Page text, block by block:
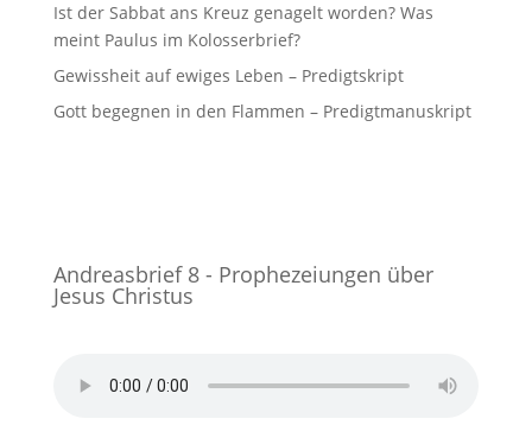
Ist der Sabbat ans Kreuz genagelt worden? Was
meint Paulus im Kolosserbrief?
Gewissheit auf ewiges Leben – Predigtskript
Gott begegnen in den Flammen – Predigtmanuskript
Andreasbrief 8 - Prophezeiungen über
Jesus Christus